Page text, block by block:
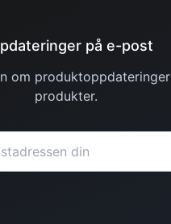
på e-post
om
produkter.